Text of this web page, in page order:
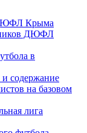
Крыма
ДЮФЛ
в
содержание
на базовом
лига